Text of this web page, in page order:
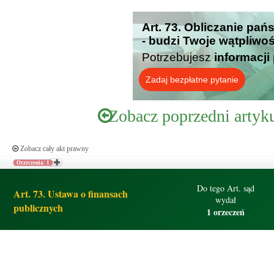
Art. 73. Obliczanie
- budzi Twoje
Potrzebujesz informacji
Zadaj bezpłatne pytanie
Zobacz poprzedni
Zobacz cały akt prawny
Orzeczenia: 1
Art. 73. Ustawa o finansach
publicznych
Do tego Art. sąd
wydał
1 orzeczeń